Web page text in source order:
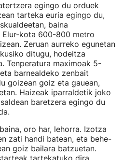
egingo du orduek
tarteka euria egingo du,
baina
kota 600-800 metro
Zeruan aurreko egunetan
ditugu, hodeitza
Tenperatura maximoak 5-
barnealdeko zenbait
goizean goiz eta gauean,
Haizeak iparraldetik joko
baretzera egingo du
oro har, lehorra. Izotza
zati handi batean, eta behe-
goiz bailara batzuetan.
tartekatuko dira.